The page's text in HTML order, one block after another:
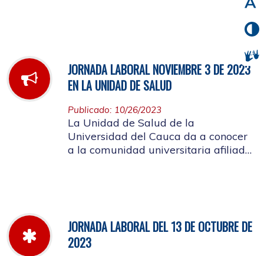
JORNADA LABORAL NOVIEMBRE 3 DE 2023
EN LA UNIDAD DE SALUD
Publicado: 10/26/2023
La Unidad de Salud de la
Universidad del Cauca da a conocer
a la comunidad universitaria afiliada,
JORNADA LABORAL DEL 13 DE OCTUBRE DE
2023